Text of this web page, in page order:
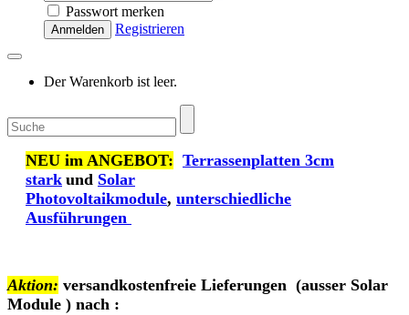
Passwort merken
Anmelden Registrieren
Der Warenkorb ist leer.
NEU im ANGEBOT: Terrassenplatten 3cm
stark und Solar
Photovoltaikmodule, unterschiedliche
Ausführungen
Aktion: versandkostenfreie Lieferungen (ausser Solar
Module ) nach :